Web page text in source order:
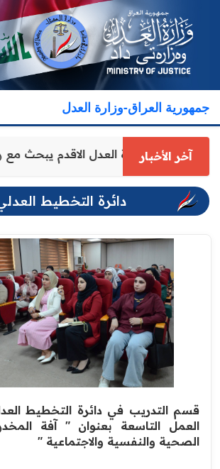
جمهورية العراق-وزارة العدل
آخر الأخباروكيل وزارة العدل الاقدم
دائرة التخطيط
قسم التدريب في دائرة التخطيط
العمل التاسعة بعنوان " آفة
الصحية والنفسية والاجتماعية "